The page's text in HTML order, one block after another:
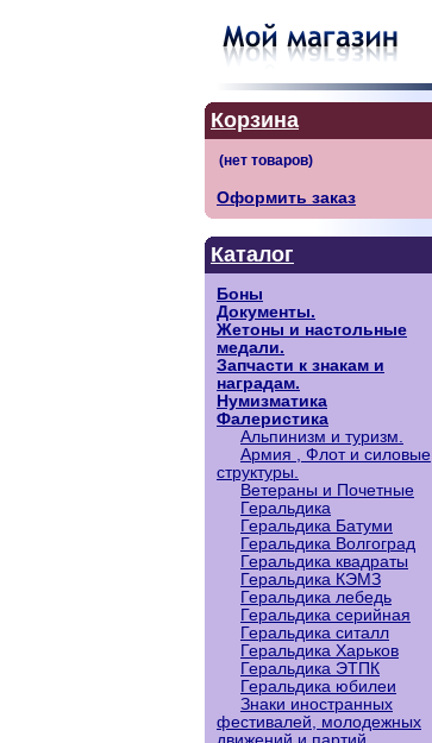
Корзина
Оформить заказ
Каталог
Боны
Документы.
Жетоны и настольные
медали.
Запчасти к знакам и
наградам.
Нумизматика
Фалеристика
Альпинизм и туризм.
Армия , Флот и силовые
структуры.
Ветераны и Почетные
Геральдика
Геральдика Батуми
Геральдика Волгоград
Геральдика квадраты
Геральдика КЭМЗ
Геральдика лебедь
Геральдика серийная
Геральдика ситалл
Геральдика Харьков
Геральдика ЭТПК
Геральдика юбилеи
Знаки иностранных
фестивалей, молодежных